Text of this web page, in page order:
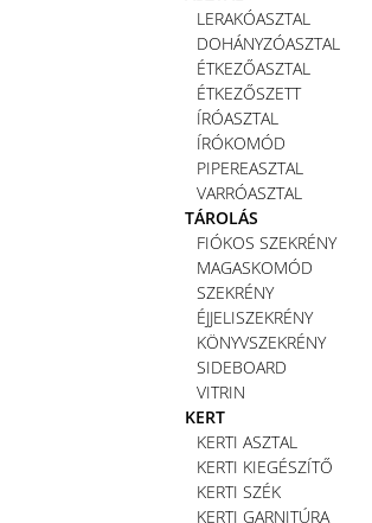
LERAKÓASZTAL
DOHÁNYZÓASZTAL
ÉTKEZŐASZTAL
ÉTKEZŐSZETT
ÍRÓASZTAL
ÍRÓKOMÓD
PIPEREASZTAL
VARRÓASZTAL
TÁROLÁS
FIÓKOS SZEKRÉNY
MAGASKOMÓD
SZEKRÉNY
ÉJJELISZEKRÉNY
KÖNYVSZEKRÉNY
SIDEBOARD
VITRIN
KERT
KERTI ASZTAL
KERTI KIEGÉSZÍTŐ
KERTI SZÉK
KERTI GARNITÚRA